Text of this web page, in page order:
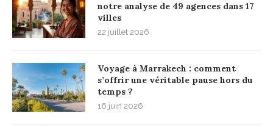
notre analyse de 49 agences dans 17
villes
22 juillet 2026
Voyage à Marrakech : comment
s’offrir une véritable pause hors du
temps ?
16 juin 2026